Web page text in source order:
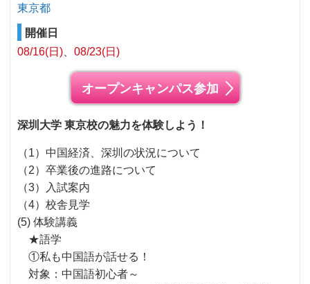
東京都
開催日
08/16(日)
08/23(日)
オープンキャンパス参加
深圳大学 東京校の魅力を体験しよう！
（1）中国経済、深圳の状況について
（2）卒業後の進路について
（3）入試案内
（4）校舎見学
(5) 体験講義
★語学
①私も中国語が話せる！
対象：中国語初心者～